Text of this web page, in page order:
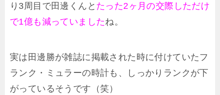
り3周目で田邊くんと たった2ヶ月の交際しただけ
で1億も減っていましたね。
実は田邊勝が雑誌に掲載された時に付けていたフ
ランク・ミュラーの時計も、しっかりランクが下
がっているそうです（笑）